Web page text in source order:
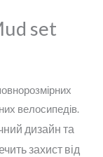
set
велосипедів.
дизайн та
захист від